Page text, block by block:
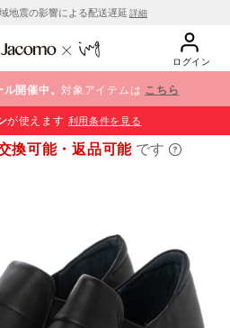
地震の影響による配送遅延 詳細
ログイン
ル開催中。対象アイテムは こちら
が使えます 利用条件を見る
換可能・返品可能 です